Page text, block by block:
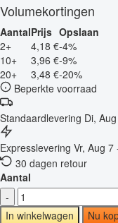
Volumekortingen
AantalPrijs Opslaan
2+
4,18 €-4%
10+
3,96 €-9%
20+
3,48 €-20%
Beperkte voorraad
Standaardlevering Di,
Expresslevering Vr, Aug 7
30 dagen retour
Aantal
-
In winkelwagen
Nu